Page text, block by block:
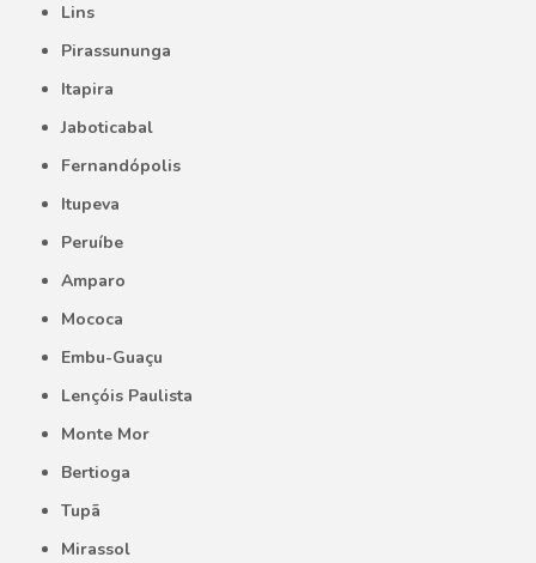
Lins
Pirassununga
Itapira
Jaboticabal
Fernandópolis
Itupeva
Peruíbe
Amparo
Mococa
Embu-Guaçu
Lençóis Paulista
Monte Mor
Bertioga
Tupã
Mirassol